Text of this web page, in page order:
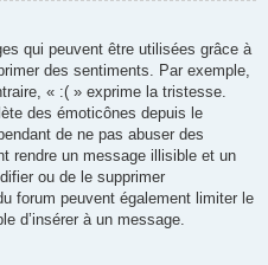
qui peuvent être utilisées grâce à
des sentiments. Par exemple,
« :( » exprime la tristesse.
des émoticônes depuis le
de ne pas abuser des
rendre un message illisible et un
ou de le supprimer
forum peuvent également limiter le
d’insérer à un message.